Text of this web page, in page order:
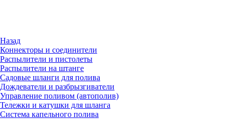
Назад
Коннекторы и соединители
Распылители и пистолеты
Распылители на штанге
Садовые шланги для полива
Дождеватели и разбрызгиватели
Управление поливом (автополив)
Тележки и катушки для шланга
Система капельного полива